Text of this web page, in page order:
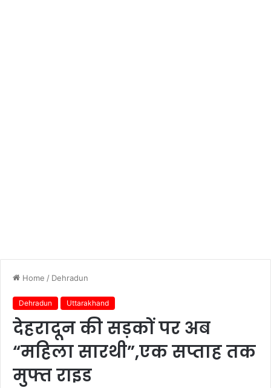
Home / Dehradun
Dehradun Uttarakhand
देहरादून की सड़कों पर अब
“महिला सारथी”,एक सप्ताह तक
मुफ्त राइड